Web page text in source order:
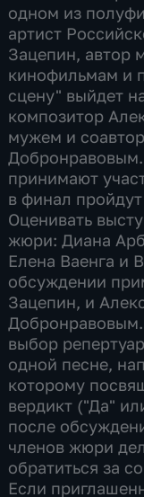
одном из
артист
Зацепин, автор
кинофильмам и
сцену" выйдет
композитор
мужем и
принимают
в финал
Оценивать
жюри: Диана
Елена Ваенга и
обсуждении
Зацепин, и
Добронравовым.
выбор
одной песне,
которому
вердикт ("Да"
после
членов жюри
обратиться за
Если